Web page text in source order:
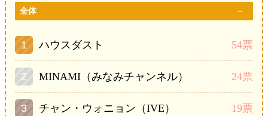
全体
ハウスダスト 54票
MINAMI（みなみチャンネル） 24票
チャン・ウォニョン（IVE） 19票